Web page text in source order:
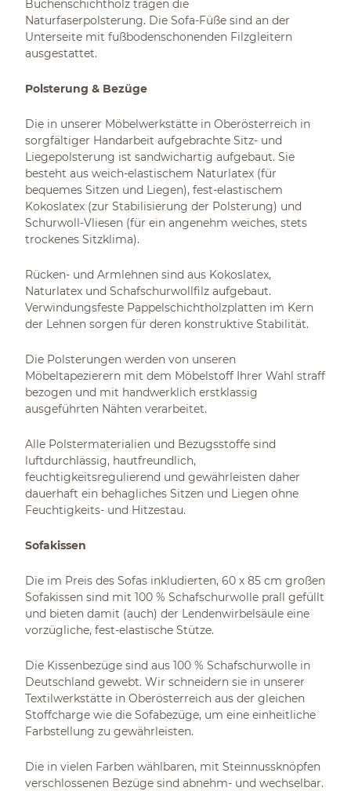
Buchenschichtholz tragen die
Naturfaserpolsterung. Die Sofa-Füße sind an der
Unterseite mit fußbodenschonenden Filzgleitern
ausgestattet.
Polsterung & Bezüge
Die in unserer Möbelwerkstätte in Oberösterreich in
sorgfältiger Handarbeit aufgebrachte Sitz- und
Liegepolsterung ist sandwichartig aufgebaut. Sie
besteht aus weich-elastischem Naturlatex (für
bequemes Sitzen und Liegen), fest-elastischem
Kokoslatex (zur Stabilisierung der Polsterung) und
Schurwoll-Vliesen (für ein angenehm weiches, stets
trockenes Sitzklima).
Rücken- und Armlehnen sind aus Kokoslatex,
Naturlatex und Schafschurwollfilz aufgebaut.
Verwindungsfeste Pappelschichtholzplatten im Kern
der Lehnen sorgen für deren konstruktive Stabilität.
Die Polsterungen werden von unseren
Möbeltapezierern mit dem Möbelstoff Ihrer Wahl straff
bezogen und mit handwerklich erstklassig
ausgeführten Nähten verarbeitet.
Alle Polstermaterialien und Bezugsstoffe sind
luftdurchlässig, hautfreundlich,
feuchtigkeitsregulierend und gewährleisten daher
dauerhaft ein behagliches Sitzen und Liegen ohne
Feuchtigkeits- und Hitzestau.
Sofakissen
Die im Preis des Sofas inkludierten, 60 x 85 cm großen
Sofakissen sind mit 100 % Schafschurwolle prall gefüllt
und bieten damit (auch) der Lendenwirbelsäule eine
vorzügliche, fest-elastische Stütze.
Die Kissenbezüge sind aus 100 % Schafschurwolle in
Deutschland gewebt. Wir schneidern sie in unserer
Textilwerkstätte in Oberösterreich aus der gleichen
Stoffcharge wie die Sofabezüge, um eine einheitliche
Farbstellung zu gewährleisten.
Die in vielen Farben wählbaren, mit Steinnussknöpfen
verschlossenen Bezüge sind abnehm- und wechselbar.